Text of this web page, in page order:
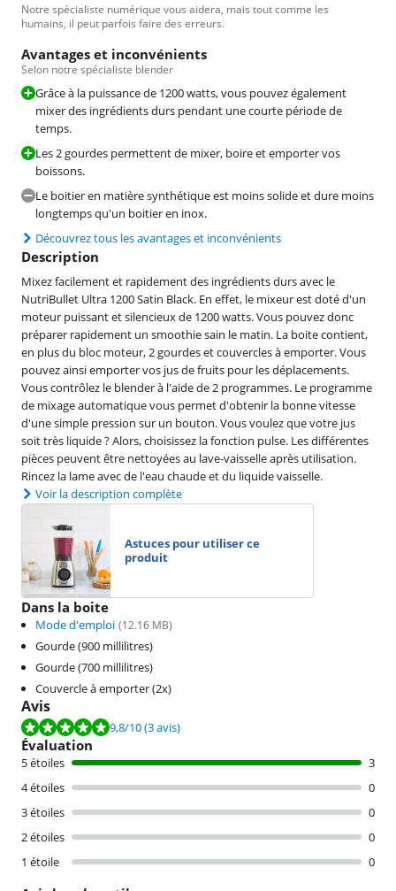
Notre spécialiste numérique vous aidera, mais tout comme les
humains, il peut parfois faire des erreurs.
Avantages et inconvénients
Selon notre spécialiste blender
Grâce à la puissance de 1200 watts, vous pouvez également
mixer des ingrédients durs pendant une courte période de
temps.
Les 2 gourdes permettent de mixer, boire et emporter vos
boissons.
Le boitier en matière synthétique est moins solide et dure moins
longtemps qu'un boitier en inox.
Découvrez tous les avantages et inconvénients
Description
Mixez facilement et rapidement des ingrédients durs avec le
NutriBullet Ultra 1200 Satin Black. En effet, le mixeur est doté d'un
moteur puissant et silencieux de 1200 watts. Vous pouvez donc
préparer rapidement un smoothie sain le matin. La boite contient,
en plus du bloc moteur, 2 gourdes et couvercles à emporter. Vous
pouvez ainsi emporter vos jus de fruits pour les déplacements.
Vous contrôlez le blender à l'aide de 2 programmes. Le programme
de mixage automatique vous permet d'obtenir la bonne vitesse
d'une simple pression sur un bouton. Vous voulez que votre jus
soit très liquide ? Alors, choisissez la fonction pulse. Les différentes
pièces peuvent être nettoyées au lave-vaisselle après utilisation.
Rincez la lame avec de l'eau chaude et du liquide vaisselle.
Voir la description complète
Astuces pour utiliser ce
produit
Dans la boite
Mode d'emploi (12.16 MB)
Gourde (900 millilitres)
Gourde (700 millilitres)
Couvercle à emporter (2x)
Avis
La note est de 9,8 sur 10, basée sur 3 avis.
9,8/10(3 avis)
Évaluation
5 étoiles
3
4 étoiles
0
3 étoiles
0
2 étoiles
0
1 étoile
0